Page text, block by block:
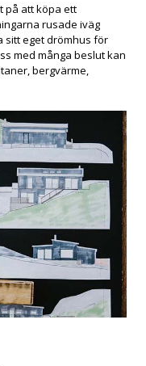
på att köpa ett
rusade iväg
sitt eget drömhus för
med många beslut kan
bergvärme,